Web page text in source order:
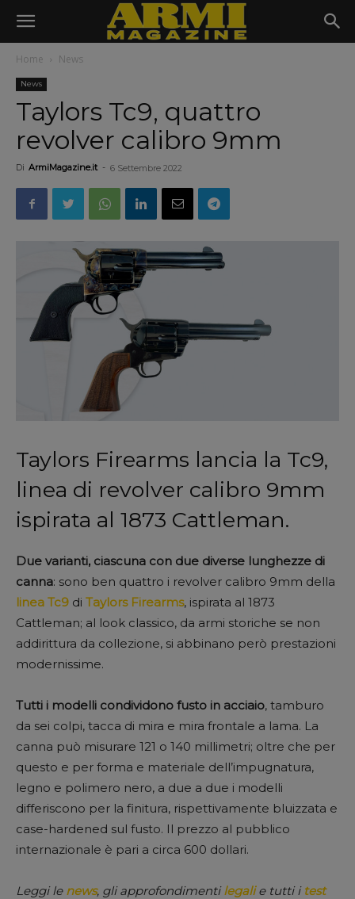
Home News
News
Taylors Tc9, quattro
revolver calibro 9mm
Di ArmiMagazine.it - 6 Settembre 2022
Taylors Firearms lancia la Tc9,
linea di revolver calibro 9mm
ispirata al 1873 Cattleman.
Due varianti, ciascuna con due diverse lunghezze di
canna: sono ben quattro i revolver calibro 9mm della
linea Tc9 di Taylors Firearms, ispirata al 1873
Cattleman; al look classico, da armi storiche se non
addirittura da collezione, si abbinano però prestazioni
modernissime.
Tutti i modelli condividono fusto in acciaio, tamburo
da sei colpi, tacca di mira e mira frontale a lama. La
canna può misurare 121 o 140 millimetri; oltre che per
questo e per forma e materiale dell’impugnatura,
legno e polimero nero, a due a due i modelli
differiscono per la finitura, rispettivamente bluizzata e
case-hardened sul fusto. Il prezzo al pubblico
internazionale è pari a circa 600 dollari.
Leggi le news, gli approfondimentilegalie tutti i test